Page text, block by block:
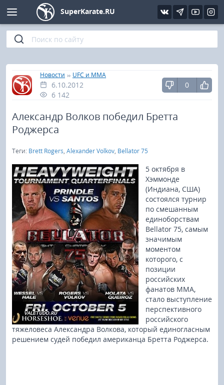
SuperKarate.RU
Главная
»
Новости » UFC и MMA
6.10.2012
6 142
0
Александр Волков победил Бретта
Роджерса
Теги: Brett Rogers, Alexander Volkov, Bellator 75
5 октября в
Хэммонде
(Индиана, США)
состоялся турнир
по смешанным
единоборствам
Bellator 75, самым
значимым
моментом
которого, с
позиции
российских
фанатов ММА,
стало выступление
перспективного
российского
тяжеловеса Александра Волкова, который единогласным
решением судей победил американца Бретта Роджерса.
Киокушинкай
Кёкусин (IFK)
Шинкиокушинкай
Кекусин-кан
Бокс
UFC и MMA
Муай тай
Фото
Видео
Интервью
Статьи
Уроки каратэ
Файлы
Библиотека